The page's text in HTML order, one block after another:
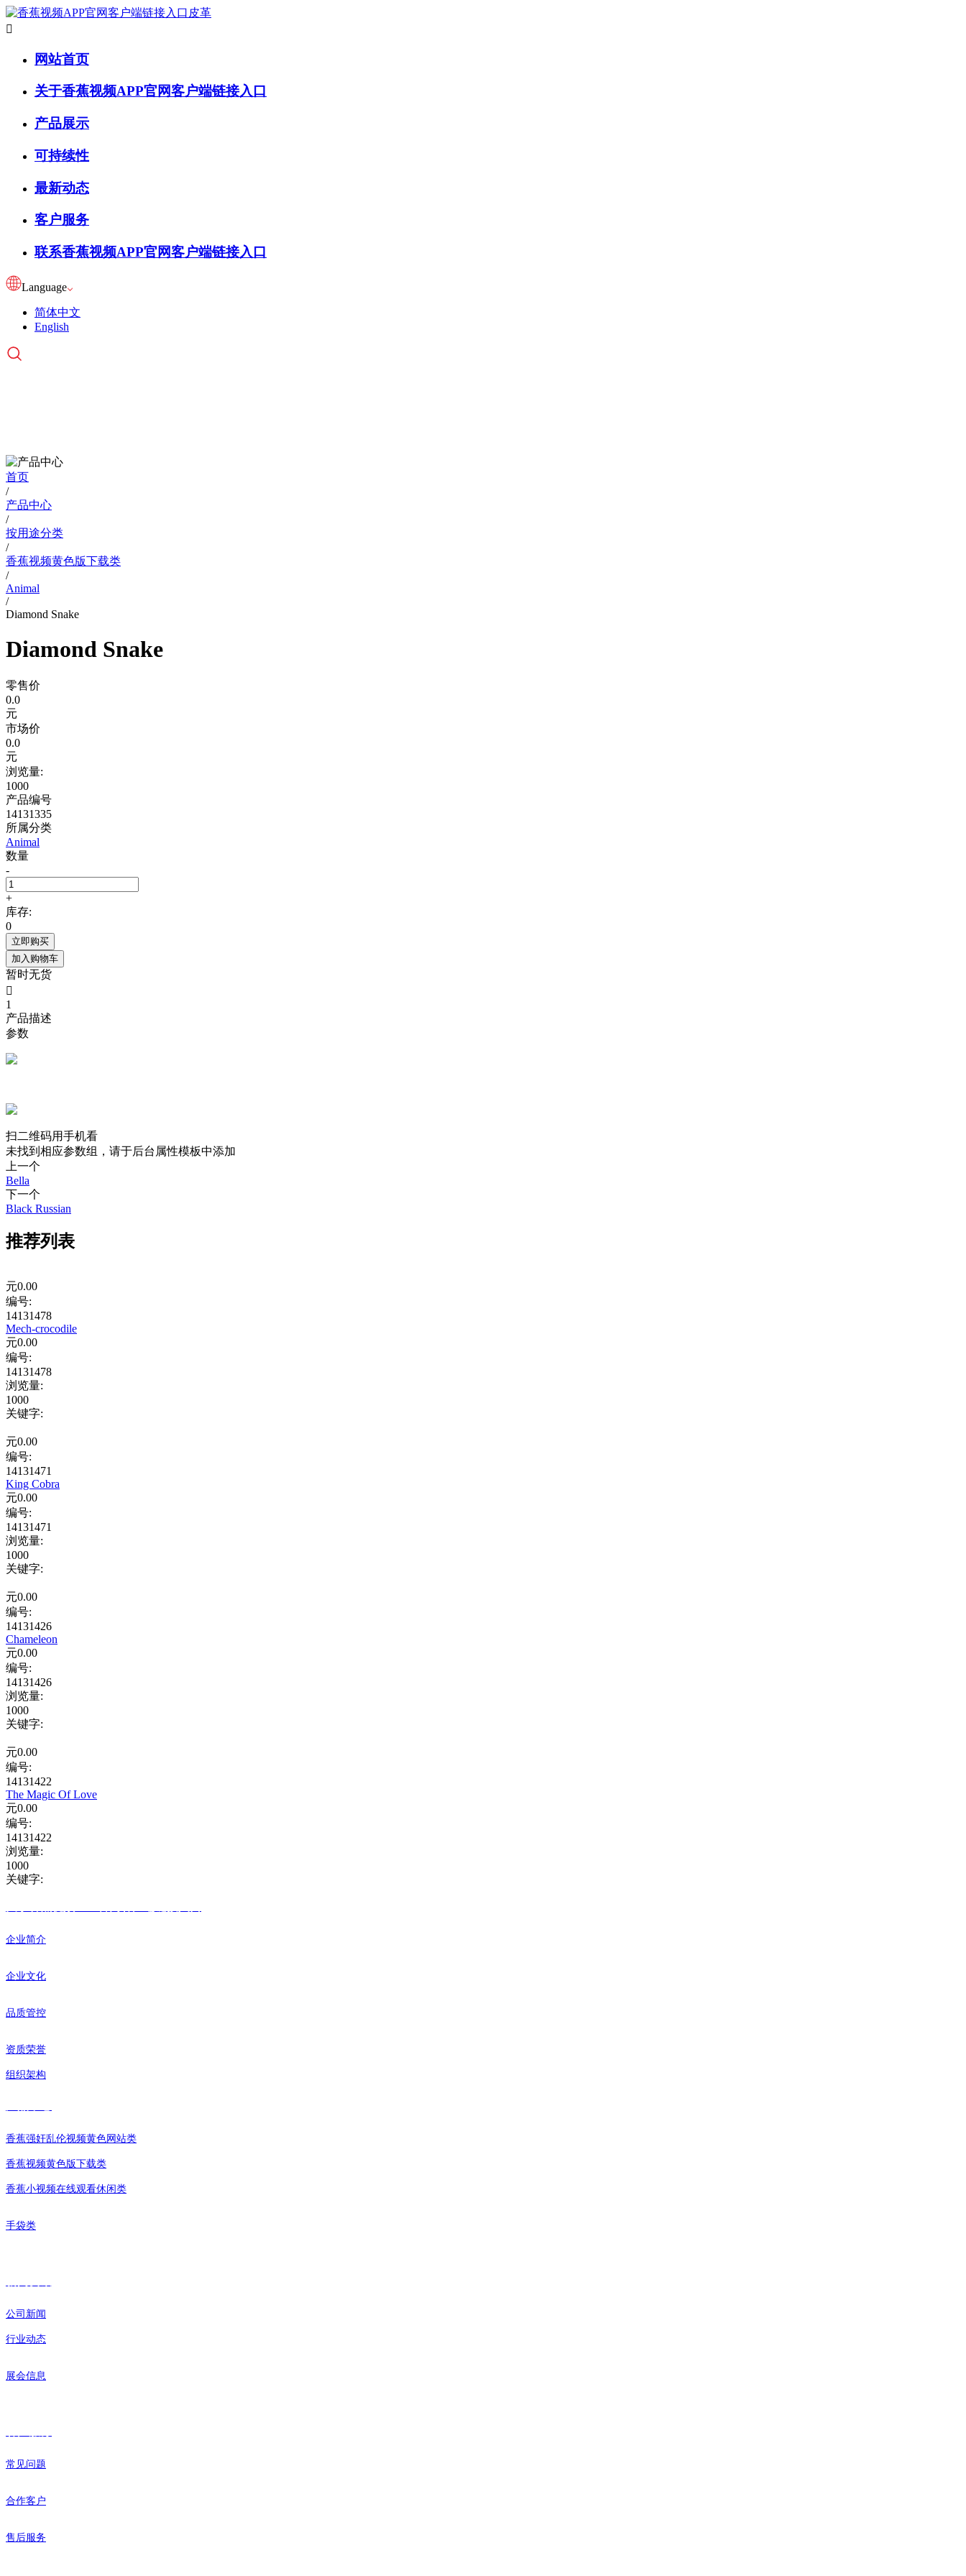

网站首页
关于香蕉视频APP官网客户端链接入口
产品展示
可持续性
最新动态
客户服务
联系香蕉视频APP官网客户端链接入口
Language
简体中文
English
首页
/
产品中心
/
按用途分类
/
香蕉视频黄色版下载类
/
Animal
/
Diamond Snake
Diamond Snake
零售价
0.0
元
市场价
0.0
元
浏览量:
1000
产品编号
14131335
所属分类
Animal
数量
-
+
库存:
0
立即购买
加入购物车
暂时无货

1
产品描述
参数
扫二维码用手机看
未找到相应参数组，请于后台属性模板中添加
上一个
Bella
下一个
Black Russian
推荐列表
元0.00
编号:
14131478
Mech-crocodile
元0.00
编号:
14131478
浏览量:
1000
关键字:
元0.00
编号:
14131471
King Cobra
元0.00
编号:
14131471
浏览量:
1000
关键字:
元0.00
编号:
14131426
Chameleon
元0.00
编号:
14131426
浏览量:
1000
关键字:
元0.00
编号:
14131422
The Magic Of Love
元0.00
编号:
14131422
浏览量:
1000
关键字:
企业简介
企业文化
品质管控
资质荣誉
组织架构
香蕉强奸乱伦视频黄色网站类
香蕉视频黄色版下载类
香蕉小视频在线观看休闲类
手袋类
公司新闻
行业动态
展会信息
常见问题
合作客户
售后服务